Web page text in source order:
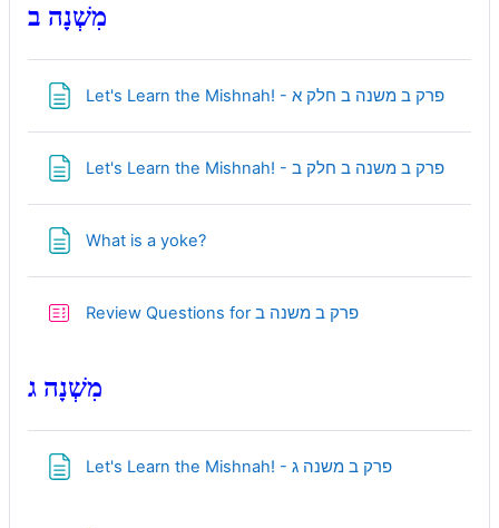
מִשְׁנָה ב
Let's Learn the Mishnah! - פרק ב משנה ב חלק אPage
Let's Learn the Mishnah! - פרק ב משנה ב חלק בPage
What is a yoke?Page
Review Questions for פרק ב משנה בQuiz
מִשְׁנָה ג
Let's Learn the Mishnah! - פרק ב משנה גPage